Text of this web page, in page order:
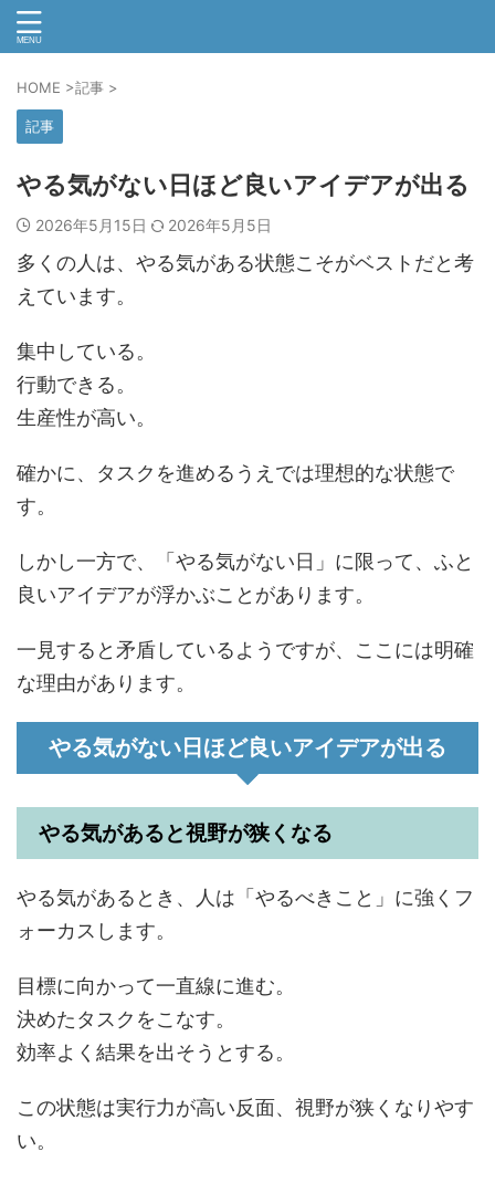
HOME >記事 >
記事
やる気がない日ほど良いアイデアが出る
2026年5月15日 2026年5月5日
多くの人は、やる気がある状態こそがベストだと考
えています。
集中している。
行動できる。
生産性が高い。
確かに、タスクを進めるうえでは理想的な状態で
す。
しかし一方で、「やる気がない日」に限って、ふと
良いアイデアが浮かぶことがあります。
一見すると矛盾しているようですが、ここには明確
な理由があります。
やる気がない日ほど良いアイデアが出る
やる気があると視野が狭くなる
やる気があるとき、人は「やるべきこと」に強くフ
ォーカスします。
目標に向かって一直線に進む。
決めたタスクをこなす。
効率よく結果を出そうとする。
この状態は実行力が高い反面、視野が狭くなりやす
い。